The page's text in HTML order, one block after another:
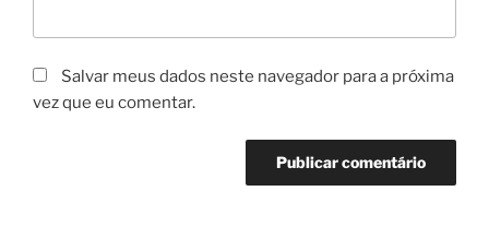
Salvar meus dados neste navegador para a próxima
vez que eu comentar.